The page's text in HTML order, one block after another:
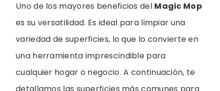
Uno de los mayores beneficios del Magic Mop
es su versatilidad. Es ideal para limpiar una
variedad de superficies, lo que lo convierte en
una herramienta imprescindible para
cualquier hogar o negocio. A continuación, te